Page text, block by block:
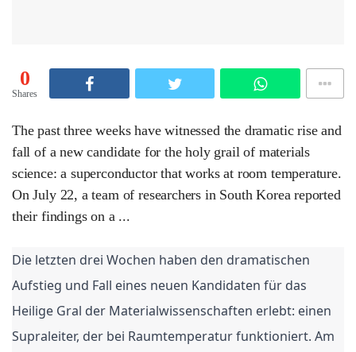
0
Shares
The past three weeks have witnessed the dramatic rise and
fall of a new candidate for the holy grail of materials
science: a superconductor that works at room temperature.
On July 22, a team of researchers in South Korea reported
their findings on a ...
Die letzten drei Wochen haben den dramatischen
Aufstieg und Fall eines neuen Kandidaten für das
Heilige Gral der Materialwissenschaften erlebt: einen
Supraleiter, der bei Raumtemperatur funktioniert. Am